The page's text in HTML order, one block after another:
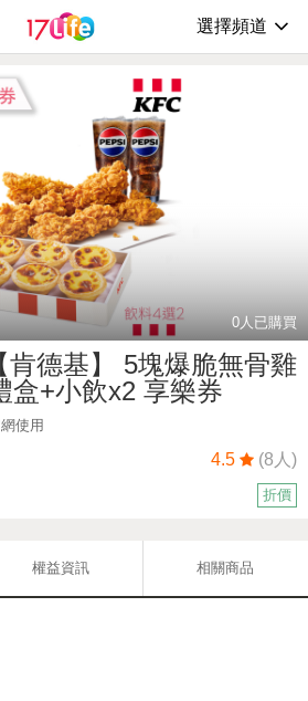
選擇頻道
0人已購買
德基】 5塊爆脆無骨雞
盒+小飲x2 享樂券
使用
4.5 (8人)
折價
權益資訊 相關商品